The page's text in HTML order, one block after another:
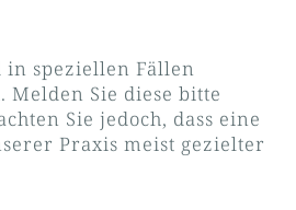
in speziellen Fällen
Melden Sie diese bitte
Sie jedoch, dass eine
Praxis meist gezielter